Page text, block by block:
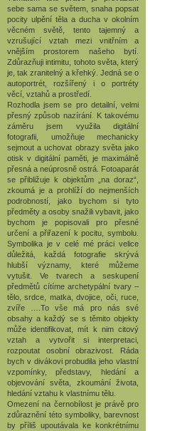
sebe sama se světem, snaha popsat
pocity ulpění těla a ducha v okolním
věcném světě, tento tajemný a
vzrušující vztah mezi vnitřním a
vnějším prostorem našeho bytí.
Zdůrazňuji intimitu, tohoto světa, který
je, tak zranitelný a křehký. Jedná se o
autoportrét, rozšířený i o portréty
věcí, vztahů a prostředí.
Rozhodla jsem se pro detailní, velmi
přesný způsob nazírání. K takovému
záměru jsem využila digitální
fotografii, umožňuje mechanicky
sejmout a uchovat obrazy světa jako
otisk v digitální paměti, je maximálně
přesná a neúprosně ostrá. Fotoaparát
se přibližuje k objektům „na doraz“,
zkoumá je a prohlíží do nejmenších
podrobností, jako bychom si tyto
předměty a osoby snažili vybavit, jako
bychom je popisovali pro přesné
určení a přiřazení k pocitu, symbolu.
Symbolika je v celé mé práci velice
důležitá, každá fotografie skrývá
hlubší významy, které můžeme
vytušit. Ve tvarech a seskupení
předmětů cítíme archetypální tvary –
tělo, srdce, matka, dvojice, oči, ruce,
zvíře ….To vše má pro nás své
obsahy a každý se s těmito objekty
může identifikovat, mít k nim citový
vztah a vytvořit si interpretaci,
rozpoutat osobní obrazivost. Ráda
bych v divákovi probudila jeho vlastní
vzpomínky, představy, hledání a
objevování světa, zkoumání života,
hledání vztahu k vlastnímu tělu.
Omezení na černobílost je právě pro
zdůraznění této symboliky, barevnost
by příliš upoutávala ke konkrétnímu